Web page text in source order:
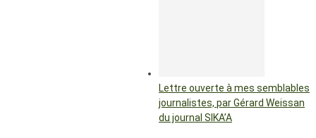
Lettre ouverte à mes semblables
journalistes, par Gérard Weissan
du journal SIKA’A